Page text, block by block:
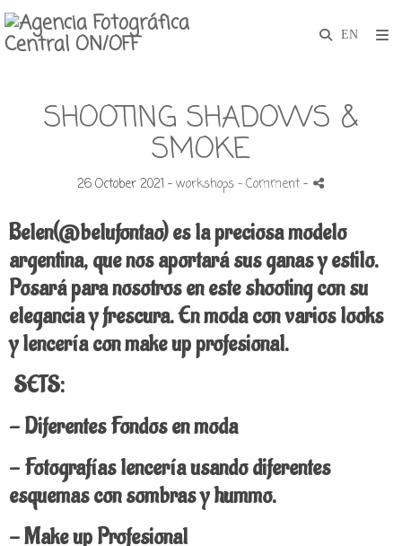
SHOOTING SHADOWS &
SMOKE
26 October 2021 -workshops - Comment-
Belen(@belufontao) es la preciosa modelo
argentina, que nos aportará sus ganas y estilo.
Posará para nosotros en este shooting con su
elegancia y frescura.En moda con varios looks
y lencería con make up profesional.
SETS:
- Diferentes Fondos en moda
- Fotografías lencería usando diferentes
esquemas con sombras y hummo.
- Make up Profesional